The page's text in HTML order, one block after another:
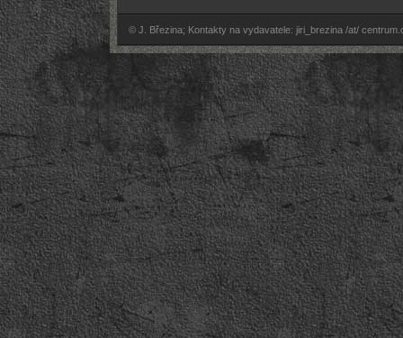
© J. Březina; Kontakty na vydavatele: jiri_brezina /at/